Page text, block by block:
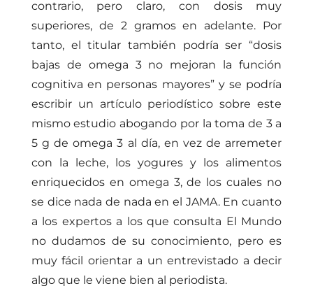
contrario, pero claro, con dosis muy
superiores, de 2 gramos en adelante. Por
tanto, el titular también podría ser “dosis
bajas de omega 3 no mejoran la función
cognitiva en personas mayores” y se podría
escribir un artículo periodístico sobre este
mismo estudio abogando por la toma de 3 a
5 g de omega 3 al día, en vez de arremeter
con la leche, los yogures y los alimentos
enriquecidos en omega 3, de los cuales no
se dice nada de nada en el JAMA. En cuanto
a los expertos a los que consulta El Mundo
no dudamos de su conocimiento, pero es
muy fácil orientar a un entrevistado a decir
algo que le viene bien al periodista.